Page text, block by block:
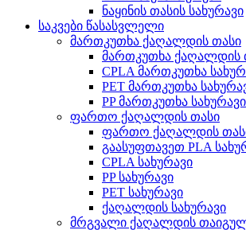
ნაყინის თასის სახურავი
საკვები წასასვლელი
მართკუთხა ქაღალდის თასი
მართკუთხა ქაღალდის
CPLA მართკუთხა
PET მართკუთხა
PP მართკუთხა სახურავი
ფართო ქაღალდის თასი
ფართო ქაღალდის
გაასუფთავეთ PLA
CPLA სახურავი
PP სახურავი
PET სახურავი
ქაღალდის სახურავი
მრგვალი ქაღალდის